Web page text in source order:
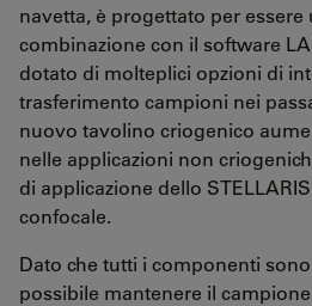
navetta, è progettato per essere
combinazione con il software
dotato di molteplici opzioni di
trasferimento campioni nei
nuovo tavolino criogenico
nelle applicazioni non
di applicazione dello
confocale.
Dato che tutti i componenti
possibile mantenere il